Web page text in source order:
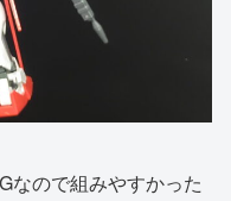
なので組みやすかった